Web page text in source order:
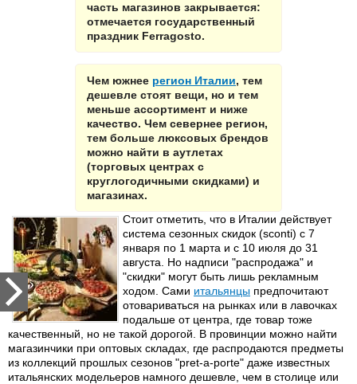
часть магазинов закрывается:
отмечается государственный
праздник Ferragosto.
Чем южнее регион Италии, тем
дешевле стоят вещи, но и тем
меньше ассортимент и ниже
качество. Чем севернее регион,
тем больше люксовых брендов
можно найти в аутлетах
(торговых центрах с
круглогодичными скидками) и
магазинах.
Стоит отметить, что в Италии действует
система сезонных скидок (sconti) с 7
января по 1 марта и с 10 июля до 31
августа. Но надписи "распродажа" и
"скидки" могут быть лишь рекламным
ходом. Сами итальянцы предпочитают
отовариваться на рынках или в лавочках
подальше от центра, где товар тоже
качественный, но не такой дорогой. В провинции можно найти
магазинчики при оптовых складах, где распродаются предметы
из коллекций прошлых сезонов "pret-a-porte" даже известных
итальянских модельеров намного дешевле, чем в столице или